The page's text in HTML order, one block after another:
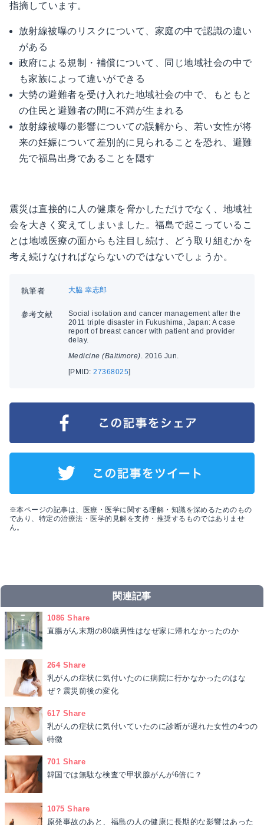
指摘しています。
放射線被曝のリスクについて、家庭の中で認識の違い
がある
政府による規制・補償について、同じ地域社会の中で
も家族によって違いができる
大勢の避難者を受け入れた地域社会の中で、もともと
の住民と避難者の間に不満が生まれる
放射線被曝の影響についての誤解から、若い女性が将
来の妊娠について差別的に見られることを恐れ、避難
先で福島出身であることを隠す
震災は直接的に人の健康を脅かしただけでなく、地域社
会を大きく変えてしまいました。福島で起こっているこ
とは地域医療の面からも注目し続け、どう取り組むかを
考え続けなければならないのではないでしょうか。
執筆者 大脇 幸志郎
参考文献
Social isolation and cancer management after the
2011 triple disaster in Fukushima, Japan: A case
report of breast cancer with patient and provider
delay.
Medicine (Baltimore) . 2016 Jun.
[PMID:27368025]
※本ページの記事は、医療・医学に関する理解・知識を深めるためのもの
であり、特定の治療法・医学的見解を支持・推奨するものではありませ
ん。
関連記事
1086 Share
直腸がん末期の80歳男性はなぜ家に帰れなかったのか
264 Share
乳がんの症状に気付いたのに病院に行かなかったのはな
ぜ？震災前後の変化
617 Share
乳がんの症状に気付いていたのに診断が遅れた女性の4つの
特徴
701 Share
韓国では無駄な検査で甲状腺がんが6倍に？
1075 Share
原発事故のあと、福島の人の健康に長期的な影響はあった